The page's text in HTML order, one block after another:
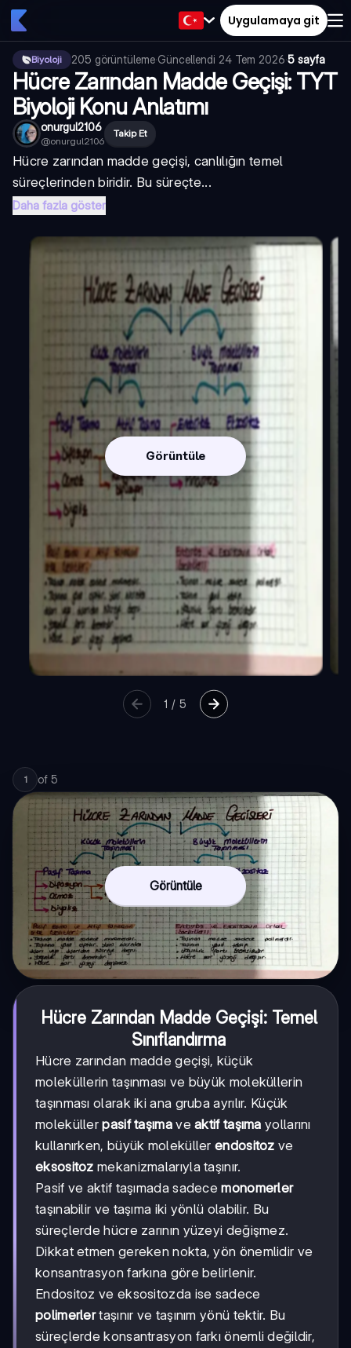
Uygulamaya git
Biyoloji 205 görüntüleme·Güncellendi 24 Tem 2026·5 sayfa
Hücre Zarından Madde Geçişi: TYT
Biyoloji Konu Anlatımı
onurgul2106
@onurgul2106
Takip Et
Hücre zarından madde geçişi, canlılığın temel
süreçlerinden biridir. Bu süreçte...
Daha fazla göster
Görüntüle
1 /5
1 of 5
Görüntüle
Hücre Zarından Madde Geçişi: Temel
Sınıflandırma
Hücre zarından madde geçişi, küçük
moleküllerin taşınması ve büyük moleküllerin
taşınması olarak iki ana gruba ayrılır. Küçük
moleküllerpasif taşımaveaktif taşıma yollarını
kullanırken, büyük moleküllerendositoz ve
eksositoz mekanizmalarıyla taşınır.
Pasif ve aktif taşımada sadecemonomerler
taşınabilir ve taşıma iki yönlü olabilir. Bu
süreçlerde hücre zarının yüzeyi değişmez.
Dikkat etmen gereken nokta, yön önemlidir ve
konsantrasyon farkına göre belirlenir.
Endositoz ve eksositozda ise sadece
polimerlertaşınır ve taşınım yönü tektir. Bu
süreçlerde konsantrasyon farkı önemli değildir,